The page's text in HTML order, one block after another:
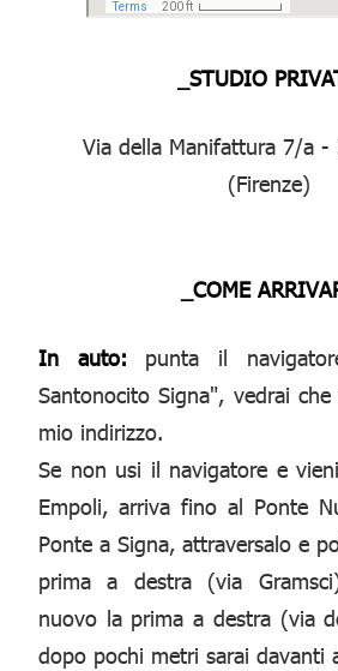
_STUDIO
Via della Manifattura 7/a -
(Firenze)
_COME
In auto: punta il
Santonocito Signa", vedrai
mio indirizzo.
Se non usi il navigatore e
Empoli, arriva fino al Ponte
Ponte a Signa, attraversalo e
prima a destra (via
nuovo la prima a destra (via
dopo pochi metri sarai davanti